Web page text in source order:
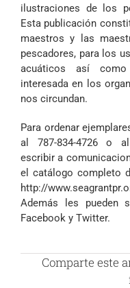
ilustraciones de los
Esta publicación
maestros y las
pescadores, para los
acuáticos así
interesada en los
nos circundan.
Para ordenar
al 787-834-4726o
escribir a
el catálogo completo
http://
Además les pueden
Facebook y Twitter.
Comparte este